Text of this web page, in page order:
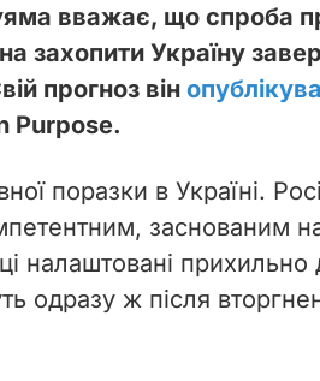
вважає, що спроба
захопити Україну
прогноз він
Purpose.
поразки в Україні.
заснованим
налаштовані прихильно
одразу ж після